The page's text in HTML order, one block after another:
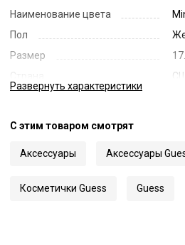
Наименование цвета
Пол
Размер
Страна
Развернуть характеристики
С этим товаром смотрят
Аксессуары Аксессуары
Косметички Guess Guess